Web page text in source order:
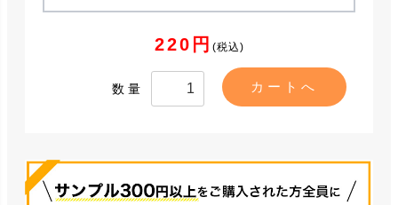
220円 (税込)
数量